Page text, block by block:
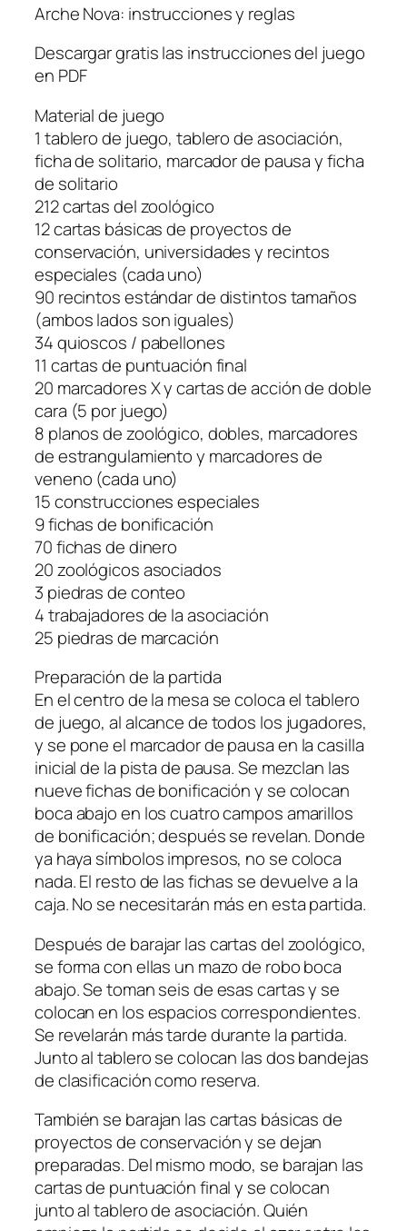
Arche Nova: instrucciones y reglas
Descargar gratis las instrucciones del juego
en PDF
Material de juego
1 tablero de juego, tablero de asociación,
ficha de solitario, marcador de pausa y ficha
de solitario
212 cartas del zoológico
12 cartas básicas de proyectos de
conservación, universidades y recintos
especiales (cada uno)
90 recintos estándar de distintos tamaños
(ambos lados son iguales)
34 quioscos / pabellones
11 cartas de puntuación final
20 marcadores X y cartas de acción de doble
cara (5 por juego)
8 planos de zoológico, dobles, marcadores
de estrangulamiento y marcadores de
veneno (cada uno)
15 construcciones especiales
9 fichas de bonificación
70 fichas de dinero
20 zoológicos asociados
3 piedras de conteo
4 trabajadores de la asociación
25 piedras de marcación
Preparación de la partida
En el centro de la mesa se coloca el tablero
de juego, al alcance de todos los jugadores,
y se pone el marcador de pausa en la casilla
inicial de la pista de pausa. Se mezclan las
nueve fichas de bonificación y se colocan
boca abajo en los cuatro campos amarillos
de bonificación; después se revelan. Donde
ya haya símbolos impresos, no se coloca
nada. El resto de las fichas se devuelve a la
caja. No se necesitarán más en esta partida.
Después de barajar las cartas del zoológico,
se forma con ellas un mazo de robo boca
abajo. Se toman seis de esas cartas y se
colocan en los espacios correspondientes.
Se revelarán más tarde durante la partida.
Junto al tablero se colocan las dos bandejas
de clasificación como reserva.
También se barajan las cartas básicas de
proyectos de conservación y se dejan
preparadas. Del mismo modo, se barajan las
cartas de puntuación final y se colocan
junto al tablero de asociación. Quién